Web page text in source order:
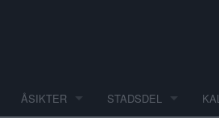
ÅSIKTER STADSDEL